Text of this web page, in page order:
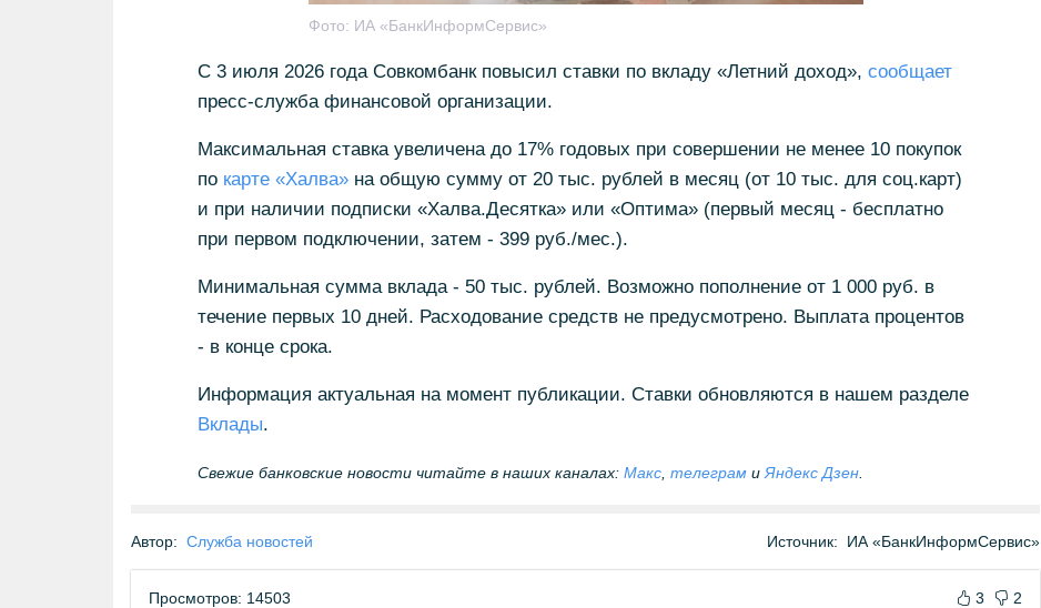
Фото: ИА «БанкИнформСервис»
С 3 июля 2026 года Совкомбанк повысил ставки по вкладу «Летний доход», сообщает
пресс-служба финансовой организации.
Максимальная ставка увеличена до 17% годовых при совершении не менее 10 покупок
по карте «Халва»на общую сумму от 20 тыс. рублей в месяц (от 10 тыс. для соц.карт)
и при наличии подписки «Халва.Десятка» или «Оптима» (первый месяц - бесплатно
при первом подключении, затем - 399 руб./мес.).
Минимальная сумма вклада - 50 тыс. рублей. Возможно пополнение от 1 000 руб. в
течение первых 10 дней. Расходование средств не предусмотрено. Выплата процентов
- в конце срока.
Информация актуальная на момент публикации. Ставки обновляются в нашем разделе
Вклады.
Свежие банковские новости читайте в наших каналах: Макс, телеграми Яндекс Дзен.
Автор: Служба новостей Источник: ИА «БанкИнформСервис»
Просмотров: 14503 3 2